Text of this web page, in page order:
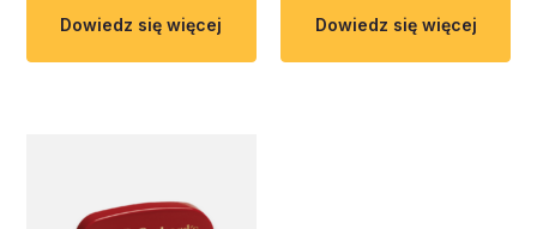
Dowiedz się więcej Dowiedz się więcej